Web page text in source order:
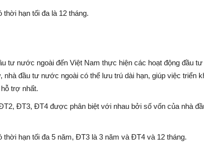
hạn tối đa là 12 tháng.
tư nước ngoài đến Việt Nam thực hiện các hoạt động đầu tư
nhà đầu tư nước ngoài có thể lưu trú dài hạn, giúp việc triển
trợ nhất.
ĐT3, ĐT4 được phân biệt với nhau bởi số vốn của nhà
hạn tối đa 5 năm, ĐT3 là 3 năm và ĐT4 và 12 tháng.